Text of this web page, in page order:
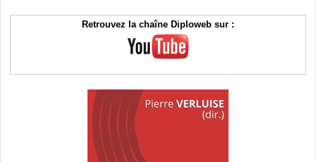
Retrouvez la chaîne Diploweb sur :